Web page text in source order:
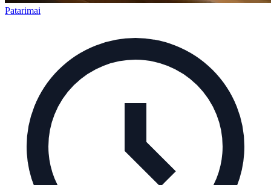
Patarimai